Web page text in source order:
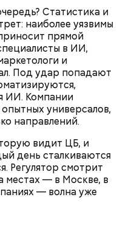
Статистика и
наиболее уязвимы
прямой
в ИИ,
и
Под удар попадают
ИИ. Компании
универсалов,
направлений.
видит ЦБ, и
день сталкиваются
Регулятор смотрит
местах — в Москве, в
— волна уже
добавить кисло-
их к курице.
чем полезен
осторожностью и